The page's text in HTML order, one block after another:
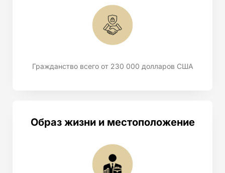
Гражданство всего от 230 000 долларов США
Образ жизни и местоположение